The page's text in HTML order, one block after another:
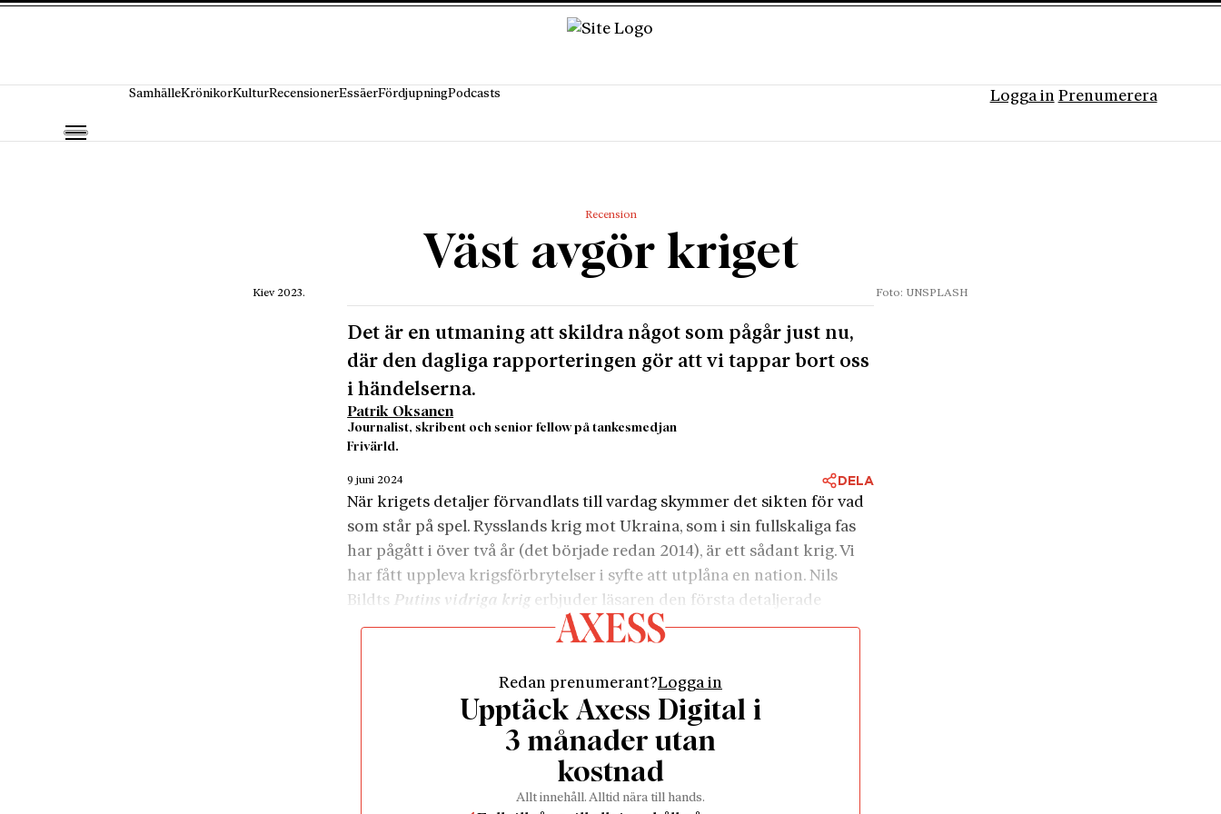
SamhälleKrönikorKulturRecensionerEssäerFördjupningPodcasts Logga in Prenumerera
Recension
Väst avgör kriget
Kiev 2023. Foto: UNSPLASH
Det är en utmaning att skildra något som pågår just nu,
där den dagliga rapporteringen gör att vi tappar bort oss
i händelserna.
Patrik Oksanen
Journalist, skribent och senior fellow på tankesmedjan
Frivärld.
9 juni 2024 DELA
När krigets detaljer förvandlats till vardag skymmer det sikten för vad
som står på spel. Rysslands krig mot Ukraina, som i sin fullskaliga fas
har pågått i över två år (det började redan 2014), är ett sådant krig. Vi
har fått uppleva krigsförbrytelser i syfte att utplåna en nation. Nils
Bildts Putins vidriga krig erbjuder läsaren den första detaljerade
svenska skildringen om förloppets olika faser. Boken beskriver vad
Med Bildt som ciceron får läsaren följa med längs fronten. Författaren
är överste, vilket borgar för att tyngdpunkten hamnar på slagfältet.
För den som vill begripa krigets dynamik, utveckling och
händelseförlopp är boken en utmärkt källa. Den är ett viktigt
komplement till andra böcker, som tecknar en djupare historisk
Redan prenumerant?Logga in
Upptäck Axess Digital i
3 månader utan
kostnad
Allt innehåll. Alltid nära till hands.